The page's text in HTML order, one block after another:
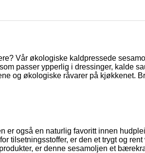
Vår økologiske kaldpressede
passer ypperlig i dressinger, kalde
og økologiske råvarer på kjøkkenet.
også en naturlig favoritt innen
tilsetningsstoffer, er den et trygt og
er denne sesamoljen et